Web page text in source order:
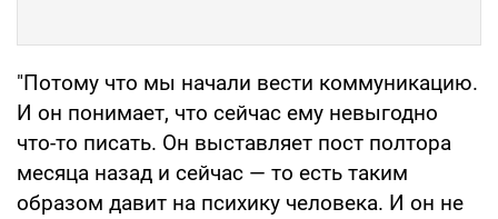
"Потому что мы начали вести коммуникацию.
И он понимает, что сейчас ему невыгодно
что-то писать. Он выставляет пост полтора
месяца назад и сейчас — то есть таким
образом давит на психику человека. И он не